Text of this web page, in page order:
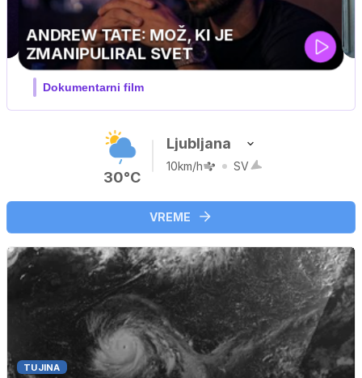
MOJ PRIJATELJ PINGVIN
Film meseca / družinski, pustolovski
30°C
Ljubljana
10km/h SV
VREME
TUJINA